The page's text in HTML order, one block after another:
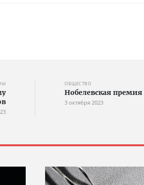
ОБЩЕСТВО
Нобелевская
3 октября 2023